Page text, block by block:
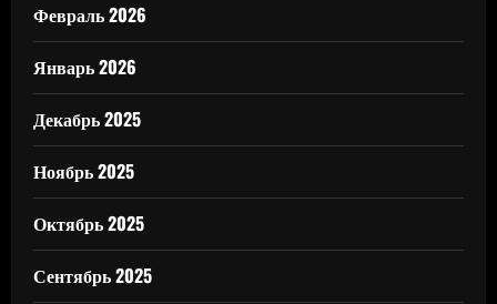
Февраль 2026
Январь 2026
Декабрь 2025
Ноябрь 2025
Октябрь 2025
Сентябрь 2025